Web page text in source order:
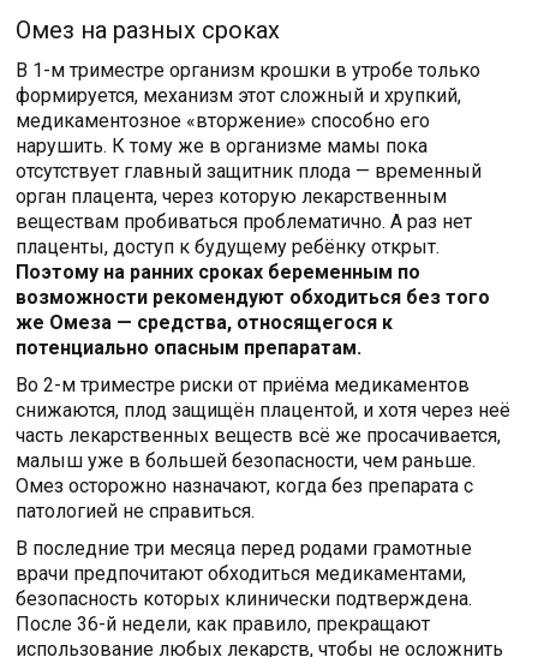
Омез на разных сроках
В 1-м триместре организм крошки в утробе только
формируется, механизм этот сложный и хрупкий,
медикаментозное «вторжение» способно его
нарушить. К тому же в организме мамы пока
отсутствует главный защитник плода — временный
орган плацента, через которую лекарственным
веществам пробиваться проблематично. А раз нет
плаценты, доступ к будущему ребёнку открыт.
Поэтому на ранних сроках беременным по
возможности рекомендуют обходиться без того
же Омеза — средства, относящегося к
потенциально опасным препаратам.
Во 2-м триместре риски от приёма медикаментов
снижаются, плод защищён плацентой, и хотя через неё
часть лекарственных веществ всё же просачивается,
малыш уже в большей безопасности, чем раньше.
Омез осторожно назначают, когда без препарата с
патологией не справиться.
В последние три месяца перед родами грамотные
врачи предпочитают обходиться медикаментами,
безопасность которых клинически подтверждена.
После 36-й недели, как правило, прекращают
использование любых лекарств, чтобы не осложнить